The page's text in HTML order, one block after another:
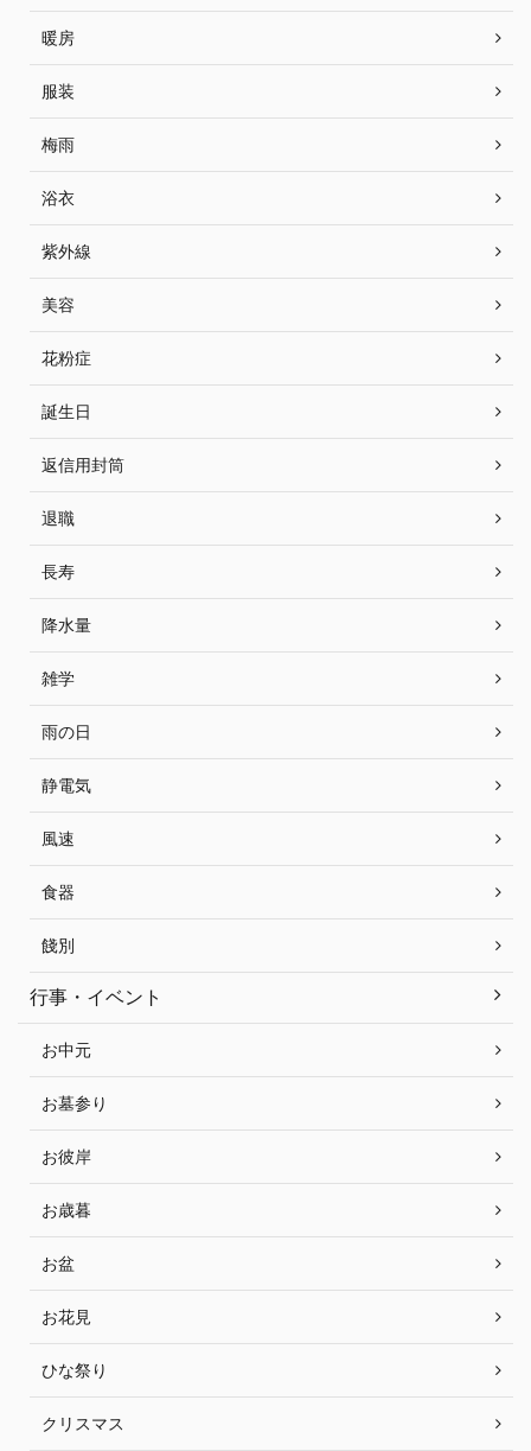
暖房
服装
梅雨
浴衣
紫外線
美容
花粉症
誕生日
返信用封筒
退職
長寿
降水量
雑学
雨の日
静電気
風速
食器
餞別
行事・イベント
お中元
お墓参り
お彼岸
お歳暮
お盆
お花見
ひな祭り
クリスマス